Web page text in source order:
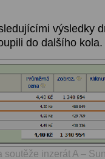
výsledky
do dalšího kola.
inzerát A –